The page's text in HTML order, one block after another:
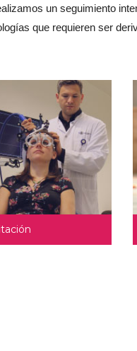
un seguimiento
que requieren ser